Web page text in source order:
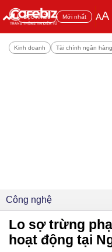
Đọc nhiều Mới nhất AA
Kinh doanh Tài chính ngân hàng
Công nghệ
Lo sợ trừng
hoạt động tại